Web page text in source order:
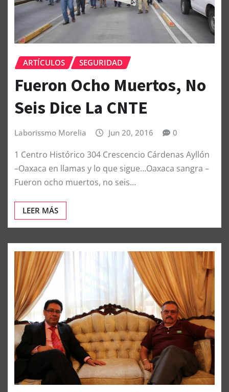
ARTÍCULOS SEGURIDAD
Fueron Ocho Muertos, No
Seis Dice La CNTE
Laborissmo Morelia Jun 20, 2016 0
1 Centro Histórico 304 Crescencio Cárdenas Ayllón
–Oaxaca en llamas y lo que sigue…Oaxaca sangra –
Fueron ocho muertos, no seis…
LEER MÁS